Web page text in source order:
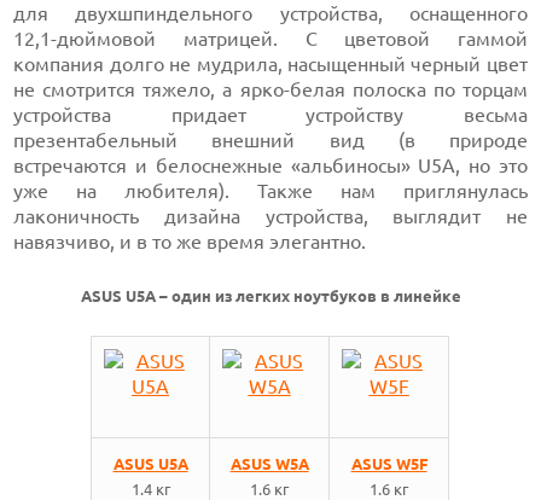
для двухшпиндельного устройства, оснащенного
12,1-дюймовой матрицей. С цветовой гаммой
компания долго не мудрила, насыщенный черный цвет
не смотрится тяжело, а ярко-белая полоска по торцам
устройства придает устройству весьма
презентабельный внешний вид (в природе
встречаются и белоснежные «альбиносы» U5A, но это
уже на любителя). Также нам приглянулась
лаконичность дизайна устройства, выглядит не
навязчиво, и в то же время элегантно.
ASUS U5A – один из легких ноутбуков в линейке
ASUS U5A
1.4 кг
ASUS W5A
1.6 кг
ASUS W5F
1.6 кг